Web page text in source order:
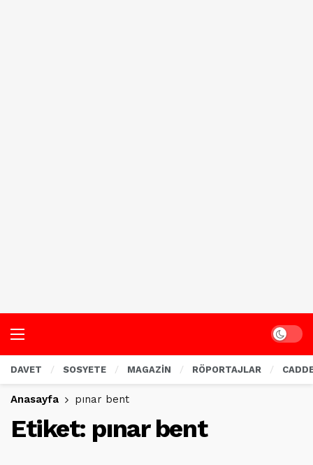
Dark
DAVET SOSYETE MAGAZİN RÖPORTAJLAR
Anasayfa pınar bent
Etiket: pınar bent